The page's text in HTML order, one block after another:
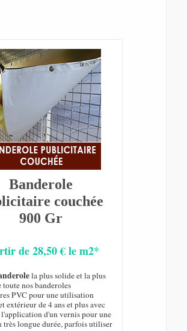
Banderole
couchée
900 Gr
de 28,50 € le m2*
la plus solide et la plus
toute nos banderoles
PVC pour une utilisation
extérieur de 4 ans et plus avec
d'un vernis pour une
longue durée, parfois utiliser